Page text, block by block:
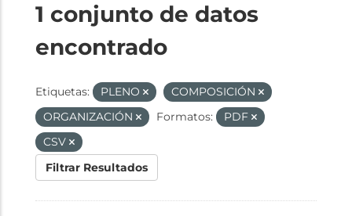
1 conjunto de datos
encontrado
Etiquetas: PLENO
COMPOSICIÓN
ORGANIZACIÓN
Formatos:
PDF
CSV
Filtrar Resultados